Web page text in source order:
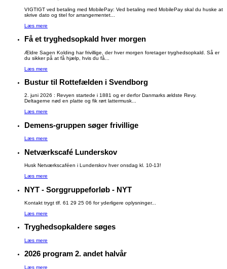
VIGTIGT ved betaling med MobilePay: Ved betaling med MobilePay skal du huske at
skrive dato og titel for arrangementet...
Læs mere
Få et tryghedsopkald hver morgen
Ældre Sagen Kolding har frivillige, der hver morgen foretager tryghedsopkald. Så er
du sikker på at få hjælp, hvis du få...
Læs mere
Bustur til Rottefælden i Svendborg
2. juni 2026 : Revyen startede i 1881 og er derfor Danmarks ældste Revy.
Deltagerne nød en platte og fik rørt lattermusk...
Læs mere
Demens-gruppen søger frivillige
Læs mere
Netværkscafé Lunderskov
Husk Netværkscaféen i Lunderskov hver onsdag kl. 10-13!
Læs mere
NYT - Sorggruppeforløb - NYT
Kontakt trygt tlf. 61 29 25 06 for yderligere oplysninger...
Læs mere
Tryghedsopkaldere søges
Læs mere
2026 program 2. andet halvår
Læs mere